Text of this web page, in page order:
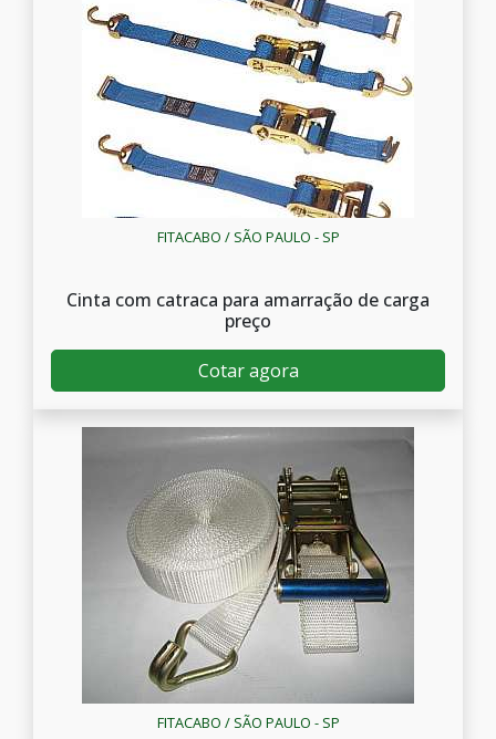
FITACABO / SÃO PAULO - SP
Cinta com catraca para amarração de carga
preço
Cotar agora
FITACABO / SÃO PAULO - SP